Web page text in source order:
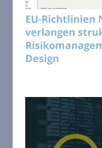
EU-Richtlinien
verlangen
Design